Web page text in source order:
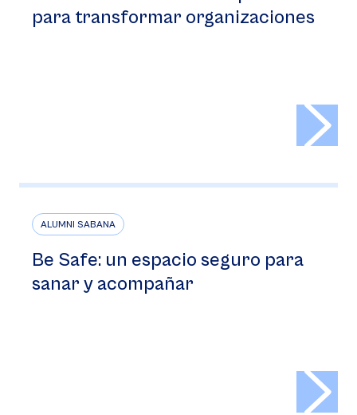
para transformar organizaciones
ALUMNI SABANA
Be Safe: un espacio seguro para
sanar y acompañar